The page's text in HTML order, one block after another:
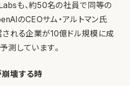
も、約50名の社員で同等の
のCEOサム・アルトマン氏
される企業が10億ドル規模に成
測しています。
壊する時